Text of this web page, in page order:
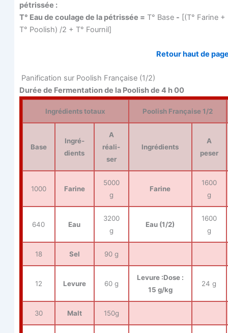
pétrissée :
T° Eau de cou­lage de la pétris­sée = T° Base - [(T° Farine +
T° Poo­lish) /2 + T° Fournil]
Retour haut de
Pani­fi­ca­tion sur Poo­lish Fran­çaise (1/2)
Durée de Fer­men­ta­tion de la Poo­lish de 4 h 00
Ingré­dients totaux Poo­lish Fran­çaise 1/2
Base
Ingré­
dients
A
réa­li­
ser
Ingré­dients
A
peser
1000 Farine
5000
g
Farine
1600
g
640 Eau
3200
g
Eau (1/2)
1600
g
18 Sel 90 g
12 Levure 60 g
Levure :Dose :
15 g/kg
24 g
30 Malt 150g